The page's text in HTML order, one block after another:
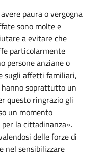
paura o vergogna
sono molte e
a evitare che
particolarmente
persone anziane o
sugli affetti familiari,
soprattutto un
questo ringrazio gli
un momento
la cittadinanza».
delle forze di
nel sensibilizzare